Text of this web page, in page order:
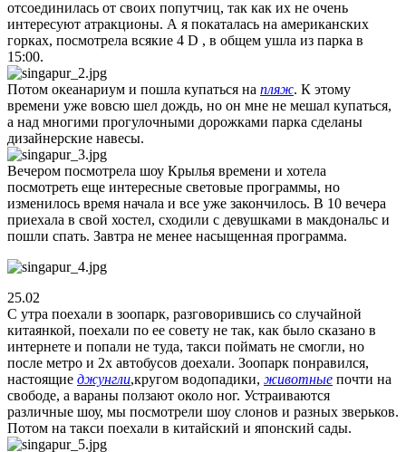
отсоединилась от своих попутчиц, так как их не очень
интересуют атракционы. А я покаталась на американских
горках, посмотрела всякие 4 D , в общем ушла из парка в
15:00.
Потом океанариум и пошла купаться на пляж. К этому
времени уже вовсю шел дождь, но он мне не мешал купаться,
а над многими прогулочными дорожками парка сделаны
дизайнерские навесы.
Вечером посмотрела шоу Крылья времени и хотела
посмотреть еще интересные световые программы, но
изменилось время начала и все уже закончилось. В 10 вечера
приехала в свой хостел, сходили с девушками в макдональс и
пошли спать. Завтра не менее насыщенная программа.
25.02
С утра поехали в зоопарк, разговорившись со случайной
китаянкой, поехали по ее совету не так, как было сказано в
интернете и попали не туда, такси поймать не смогли, но
после метро и 2х автобусов доехали. Зоопарк понравился,
настоящие джунгли,кругом водопадики, животные почти на
свободе, а вараны ползают около ног. Устраиваются
различные шоу, мы посмотрели шоу слонов и разных зверьков.
Потом на такси поехали в китайский и японский сады.